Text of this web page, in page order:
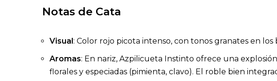
Notas de Cata
Visual: Color rojo picota intenso, con tonos granates en
Aromas: En nariz, Azpilicueta Instinto ofrece una
florales y especiadas (pimienta, clavo). El roble bien